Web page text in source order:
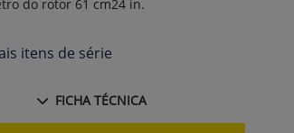
do rotor 61 cm24 in.
itens de série
FICHA TÉCNICA